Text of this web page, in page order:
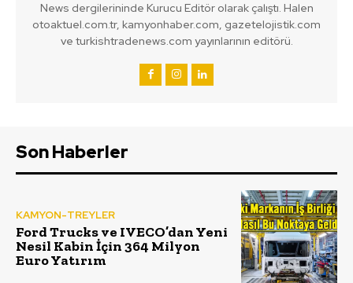
News dergilerininde Kurucu Editör olarak çalıştı. Halen
otoaktuel.com.tr, kamyonhaber.com, gazetelojistik.com
ve turkishtradenews.com yayınlarının editörü.
Son Haberler
KAMYON-TREYLER
Ford Trucks ve IVECO’dan Yeni
Nesil Kabin İçin 364 Milyon
Euro Yatırım